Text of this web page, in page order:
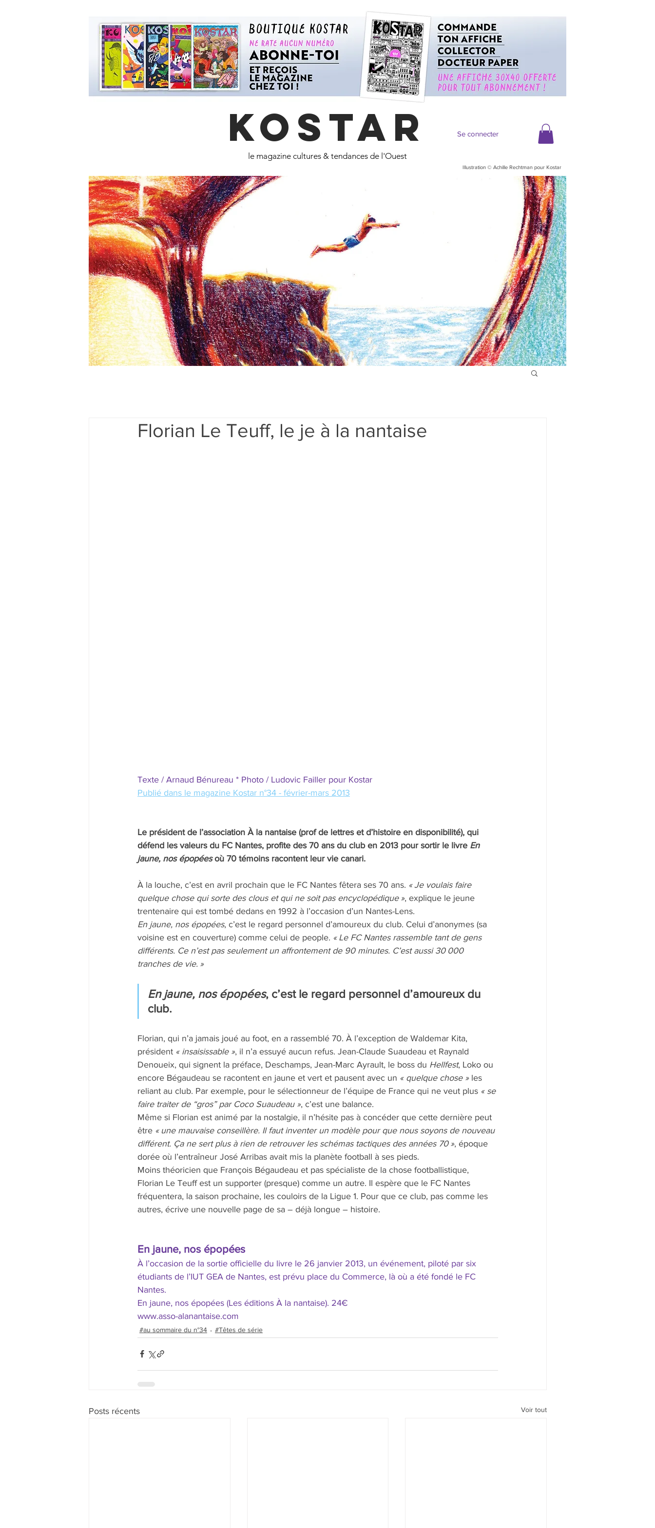
KOSTAR Se connecter
le magazine cultures & tendances de l'Ouest
Illustration © Achille Rechtman pour Kostar
Florian Le Teuff, le je à la nantaise
Texte / Arnaud Bénureau * Photo / Ludovic Failler pour Kostar
Publié dans le magazine Kostar n°34 - février-mars 2013
Le président de l’association À la nantaise (prof de lettres et d’histoire en disponibilité), qui
défend les valeurs du FC Nantes, profite des 70 ans du club en 2013 pour sortir le livre En
jaune, nos épopées où 70 témoins racontent leur vie canari.
À la louche, c’est en avril prochain que le FC Nantes fêtera ses 70 ans. « Je voulais faire
quelque chose qui sorte des clous et qui ne soit pas encyclopédique », explique le jeune
trentenaire qui est tombé dedans en 1992 à l’occasion d’un Nantes-Lens.
En jaune, nos épopées, c’est le regard personnel d’amoureux du club. Celui d’anonymes (sa
voisine est en couverture) comme celui de people. « Le FC Nantes rassemble tant de gens
différents. Ce n’est pas seulement un affrontement de 90 minutes. C’est aussi 30 000
tranches de vie. »
En jaune, nos épopées, c’est le regard personnel d’amoureux du
club.
Florian, qui n’a jamais joué au foot, en a rassemblé 70. À l’exception de Waldemar Kita,
président « insaisissable », il n’a essuyé aucun refus. Jean-Claude Suaudeau et Raynald
Denoueix, qui signent la préface, Deschamps, Jean-Marc Ayrault, le boss du Hellfest, Loko ou
encore Bégaudeau se racontent en jaune et vert et pausent avec un « quelque chose » les
reliant au club. Par exemple, pour le sélectionneur de l’équipe de France qui ne veut plus « se
faire traiter de “gros” par Coco Suaudeau », c’est une balance.
Même si Florian est animé par la nostalgie, il n’hésite pas à concéder que cette dernière peut
être « une mauvaise conseillère. Il faut inventer un modèle pour que nous soyons de nouveau
différent. Ça ne sert plus à rien de retrouver les schémas tactiques des années 70 », époque
dorée où l’entraîneur José Arribas avait mis la planète football à ses pieds.
Moins théoricien que François Bégaudeau et pas spécialiste de la chose footballistique,
Florian Le Teuff est un supporter (presque) comme un autre. Il espère que le FC Nantes
fréquentera, la saison prochaine, les couloirs de la Ligue 1. Pour que ce club, pas comme les
autres, écrive une nouvelle page de sa – déjà longue – histoire.
En jaune, nos épopées
À l’occasion de la sortie officielle du livre le 26 janvier 2013, un événement, piloté par six
étudiants de l’IUT GEA de Nantes, est prévu place du Commerce, là où a été fondé le FC
Nantes.
En jaune, nos épopées (Les éditions À la nantaise). 24€
www.asso-alanantaise.com
#au sommaire du n°34 #Têtes de série
Posts récents Voir tout